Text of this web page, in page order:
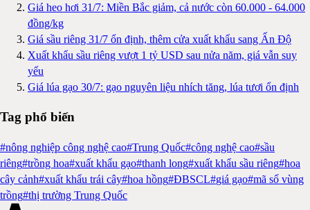
Giá heo hơi 31/7: Miền Bắc giảm, cả nước còn 60.000 - 64.000
đồng/kg
Giá sầu riêng 31/7 ổn định, thêm cửa xuất khẩu sang Ấn Độ
Xuất khẩu sầu riêng vượt 1 tỷ USD sau nửa năm, giá vẫn suy
yếu
Giá lúa gạo 30/7: gạo nguyên liệu nhích tăng, lúa tươi ổn định
Tag phổ biến
#nông nghiệp công nghệ cao#Trung Quốc#công nghệ cao#sầu
riêng#trồng hoa#xuất khẩu gạo#thanh long#xuất khẩu sầu riêng#hoa
cây cảnh#xuất khẩu trái cây#hoa hồng#ĐBSCL#giá gạo#mã số vùng
trồng#thị trường Trung Quốc